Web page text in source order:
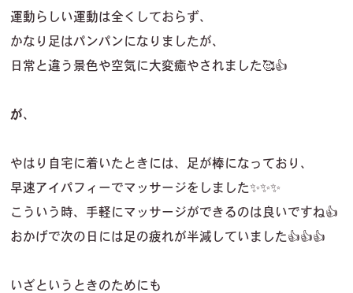
運動らしい運動は全くしておらず、
かなり足はパンパンになりましたが、
日常と違う景色や空気に大変癒やされました🥰👍
が、
やはり自宅に着いたときには、足が棒になっており、
早速アイパフィーでマッサージをしました✨✨✨
こういう時、手軽にマッサージができるのは良いですね👍
おかげで次の日には足の疲れが半減していました👍👍👍
いざというときのためにも